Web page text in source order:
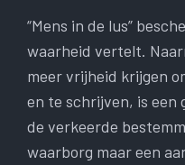
“Mens in de lus”
waarheid vertelt.
meer vrijheid krijgen
en te schrijven, is een
de verkeerde
waarborg maar een